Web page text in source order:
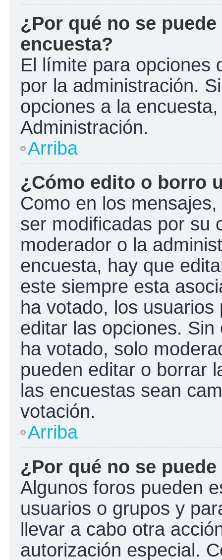
¿Por qué no se
encuesta?
El límite para opciones
por la administración.
opciones a la
Administración.
Arriba
¿Cómo edito o borro
Como en los
ser modificadas por su
moderador o la
encuesta, hay que
este siempre esta
ha votado, los
editar las opciones.
ha votado, solo
pueden editar o borrar
las encuestas sean
votación.
Arriba
¿Por qué no se
Algunos foros pueden
usuarios o grupos y
llevar a cabo otra
autorización especial.